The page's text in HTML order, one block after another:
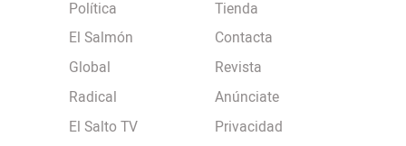
Política
El Salmón
Global
Radical
El Salto TV
Tienda
Contacta
Revista
Anúnciate
Privacidad